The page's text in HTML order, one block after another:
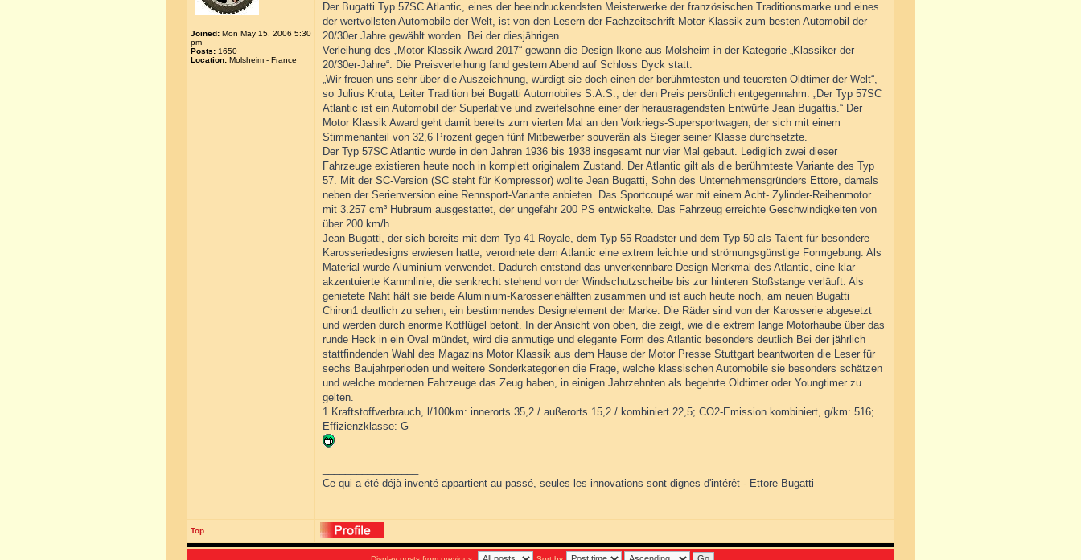
Joined: Mon May 15, 2006 5:30
pm
Posts: 1650
Location: Molsheim - France
Der Bugatti Typ 57SC Atlantic, eines der beeindruckendsten Meisterwerke der französischen Traditionsmarke und eines
der wertvollsten Automobile der Welt, ist von den Lesern der Fachzeitschrift Motor Klassik zum besten Automobil der
20/30er Jahre gewählt worden. Bei der diesjährigen
Verleihung des „Motor Klassik Award 2017“ gewann die Design-Ikone aus Molsheim in der Kategorie „Klassiker der
20/30er-Jahre“. Die Preisverleihung fand gestern Abend auf Schloss Dyck statt.
„Wir freuen uns sehr über die Auszeichnung, würdigt sie doch einen der berühmtesten und teuersten Oldtimer der Welt“,
so Julius Kruta, Leiter Tradition bei Bugatti Automobiles S.A.S., der den Preis persönlich entgegennahm. „Der Typ 57SC
Atlantic ist ein Automobil der Superlative und zweifelsohne einer der herausragendsten Entwürfe Jean Bugattis.“ Der
Motor Klassik Award geht damit bereits zum vierten Mal an den Vorkriegs-Supersportwagen, der sich mit einem
Stimmenanteil von 32,6 Prozent gegen fünf Mitbewerber souverän als Sieger seiner Klasse durchsetzte.
Der Typ 57SC Atlantic wurde in den Jahren 1936 bis 1938 insgesamt nur vier Mal gebaut. Lediglich zwei dieser
Fahrzeuge existieren heute noch in komplett originalem Zustand. Der Atlantic gilt als die berühmteste Variante des Typ
57. Mit der SC-Version (SC steht für Kompressor) wollte Jean Bugatti, Sohn des Unternehmensgründers Ettore, damals
neben der Serienversion eine Rennsport-Variante anbieten. Das Sportcoupé war mit einem Acht- Zylinder-Reihenmotor
mit 3.257 cm³ Hubraum ausgestattet, der ungefähr 200 PS entwickelte. Das Fahrzeug erreichte Geschwindigkeiten von
über 200 km/h.
Jean Bugatti, der sich bereits mit dem Typ 41 Royale, dem Typ 55 Roadster und dem Typ 50 als Talent für besondere
Karosseriedesigns erwiesen hatte, verordnete dem Atlantic eine extrem leichte und strömungsgünstige Formgebung. Als
Material wurde Aluminium verwendet. Dadurch entstand das unverkennbare Design-Merkmal des Atlantic, eine klar
akzentuierte Kammlinie, die senkrecht stehend von der Windschutzscheibe bis zur hinteren Stoßstange verläuft. Als
genietete Naht hält sie beide Aluminium-Karosseriehälften zusammen und ist auch heute noch, am neuen Bugatti
Chiron1 deutlich zu sehen, ein bestimmendes Designelement der Marke. Die Räder sind von der Karosserie abgesetzt
und werden durch enorme Kotflügel betont. In der Ansicht von oben, die zeigt, wie die extrem lange Motorhaube über das
runde Heck in ein Oval mündet, wird die anmutige und elegante Form des Atlantic besonders deutlich Bei der jährlich
stattfindenden Wahl des Magazins Motor Klassik aus dem Hause der Motor Presse Stuttgart beantworten die Leser für
sechs Baujahrperioden und weitere Sonderkategorien die Frage, welche klassischen Automobile sie besonders schätzen
und welche modernen Fahrzeuge das Zeug haben, in einigen Jahrzehnten als begehrte Oldtimer oder Youngtimer zu
gelten.
1 Kraftstoffverbrauch, l/100km: innerorts 35,2 / außerorts 15,2 / kombiniert 22,5; CO2-Emission kombiniert, g/km: 516;
Effizienzklasse: G
Ce qui a été déjà inventé appartient au passé, seules les innovations sont dignes d'intérêt - Ettore Bugatti
Top